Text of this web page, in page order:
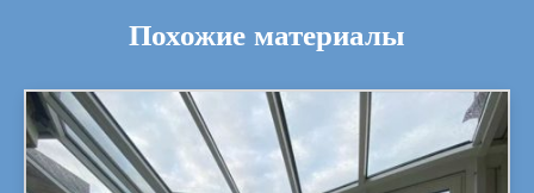
Похожие материалы